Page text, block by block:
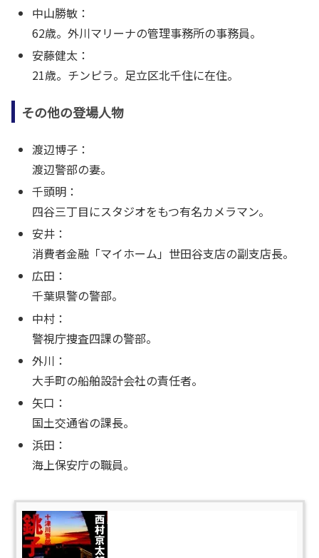
中山勝敏：
62歳。外川マリーナの管理事務所の事務員。
安藤健太：
21歳。チンピラ。足立区北千住に在住。
その他の登場人物
渡辺博子：
渡辺警部の妻。
千頭明：
四谷三丁目にスタジオをもつ有名カメラマン。
安井：
消費者金融「マイホーム」世田谷支店の副支店長。
広田：
千葉県警の警部。
中村：
警視庁捜査四課の警部。
外川：
大手町の船舶設計会社の責任者。
矢口：
国土交通省の課長。
浜田：
海上保安庁の職員。